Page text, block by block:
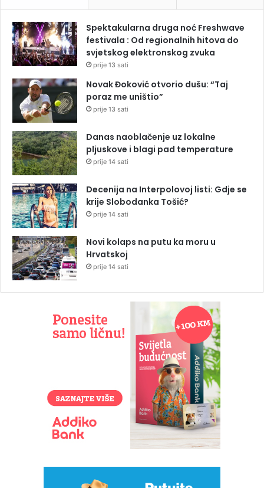
Spektakularna druga noć Freshwave
festivala : Od regionalnih hitova do
svjetskog elektronskog zvuka
prije 13 sati
Novak Đoković otvorio dušu: “Taj
poraz me uništio”
prije 13 sati
Danas naoblačenje uz lokalne
pljuskove i blagi pad temperature
prije 14 sati
Decenija na Interpolovoj listi: Gdje se
krije Slobodanka Tošić?
prije 14 sati
Novi kolaps na putu ka moru u
Hrvatskoj
prije 14 sati